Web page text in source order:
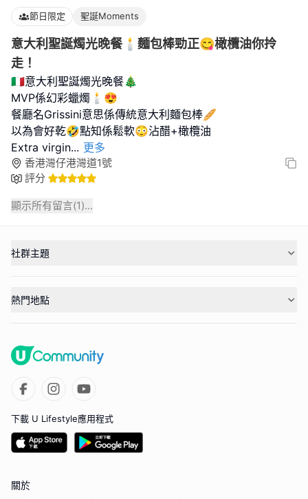
節日限定 聖誕Moments
意大利聖誕燭光晚餐🕯️麵包棒勁正😋橄欖油你拎
走！
🇮🇹意大利聖誕燭光晚餐🎄
MVP係幻彩蠟燭🕯️😍
餐廳名Grissini意思係傳統意大利麵包棒🥖
以為會好乾🤣點知係鬆軟😳沾醋+橄欖油
Extra virgin... 更多
香港灣仔港灣道1號
評分
顯示所有留言(1)...
社群主題
熱門地點
下載 U Lifestyle應用程式
關於